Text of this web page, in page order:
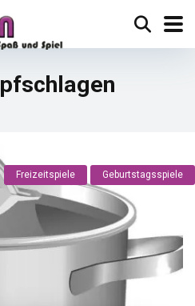
Freizeitspiele Geburtstagsspiele